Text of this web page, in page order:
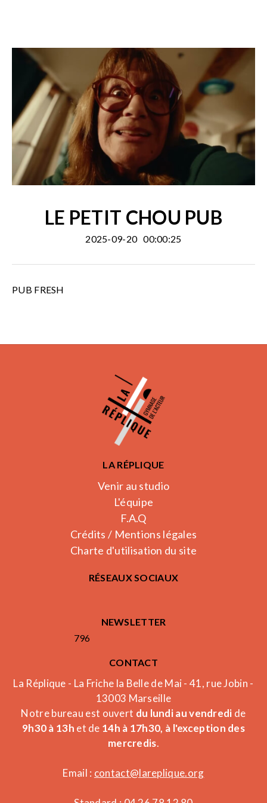
LE PETIT CHOU PUB
2025-09-20 00:00:25
PUB FRESH
LA RÉPLIQUE
Venir au studio
L'équipe
F.A.Q
Crédits / Mentions légales
Charte d'utilisation du site
RÉSEAUX SOCIAUX
NEWSLETTER
796
CONTACT
La Réplique - La Friche la Belle de Mai - 41, rue Jobin -
13003 Marseille
Notre bureau est ouvert du lundi au vendredi de
9h30 à 13h et de 14h à 17h30, à l'exception des
mercredis.
Email : contact@lareplique.org